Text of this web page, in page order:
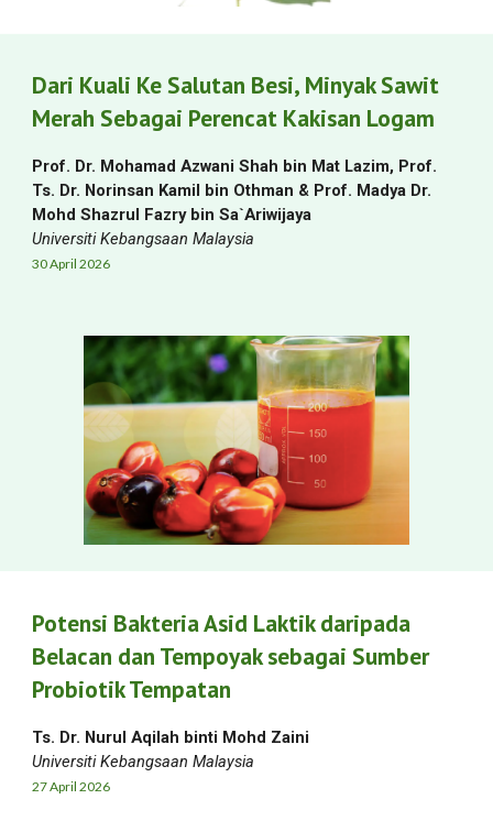
Dari Kuali Ke Salutan Besi, Minyak Sawit
Merah Sebagai Perencat Kakisan Logam
Prof. Dr. Mohamad Azwani Shah bin Mat Lazim, Prof.
Ts. Dr. Norinsan Kamil bin Othman & Prof. Madya Dr.
Mohd Shazrul Fazry bin Sa`Ariwijaya
Universiti Kebangsaan Malaysia
30 April2026
Potensi Bakteria Asid Laktik daripada
Belacan dan Tempoyak sebagai Sumber
Probiotik Tempatan
Ts. Dr. Nurul Aqilah binti Mohd Zaini
Universiti Kebangsaan Malaysia
27April2026